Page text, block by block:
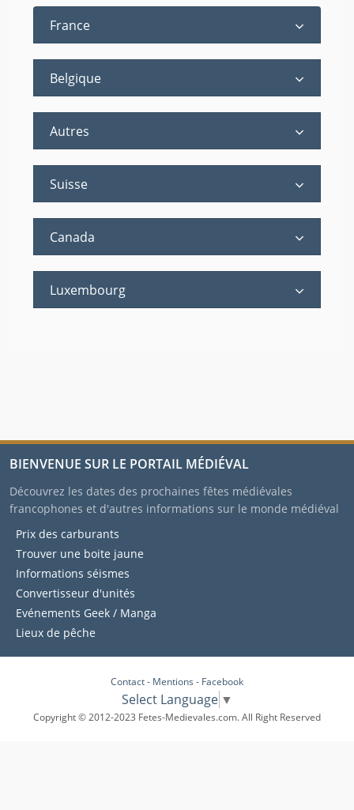
France
Belgique
Autres
Suisse
Canada
Luxembourg
BIENVENUE SUR LE PORTAIL MÉDIÉVAL
Découvrez les dates des prochaines fêtes médiévales
francophones et d'autres informations sur le monde médiéval
Prix des carburants
Trouver une boite jaune
Informations séismes
Convertisseur d'unités
Evénements Geek / Manga
Lieux de pêche
Contact- Mentions - Facebook
Select Language ▼
Copyright © 2012-2023 Fetes-Medievales.com. All Right Reserved